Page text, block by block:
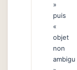
»
puis
«
objet
non
ambigu